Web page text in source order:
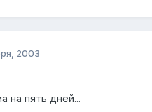
2003
на пять дней...